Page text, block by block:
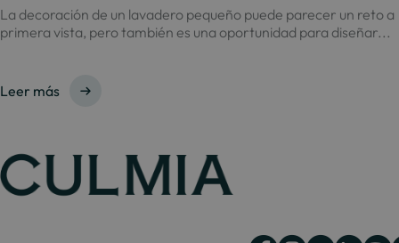
La decoración de un lavadero pequeño puede parecer un reto a
primera vista, pero también es una oportunidad para diseñar...
Leer más